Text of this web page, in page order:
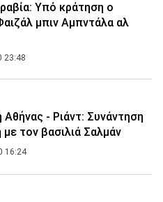
Υπό κράτηση ο
μπιν Αμπντάλα αλ
23:48
Αθήνας - Ριάντ: Συνάντηση
τον βασιλιά Σαλμάν
16:24